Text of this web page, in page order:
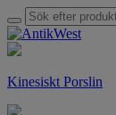
Kinesiskt Porslin